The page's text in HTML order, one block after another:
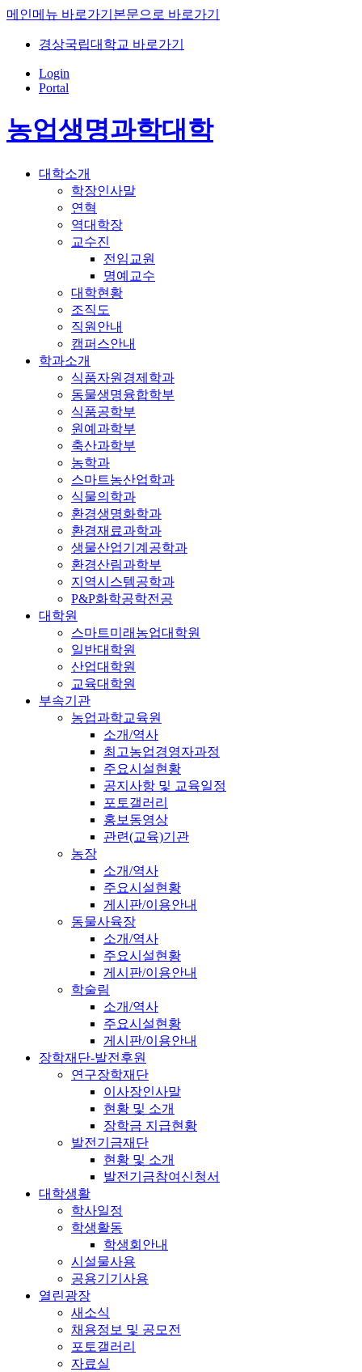
메인메뉴 바로가기 본문으로 바로가기
경상국립대학교 바로가기
Login
Portal
농업생명과학대학
대학소개
학장인사말
연혁
역대학장
교수진
전임교원
명예교수
대학현황
조직도
직원안내
캠퍼스안내
학과소개
식품자원경제학과
동물생명융합학부
식품공학부
원예과학부
축산과학부
농학과
스마트농산업학과
식물의학과
환경생명화학과
환경재료과학과
생물산업기계공학과
환경산림과학부
지역시스템공학과
P&P화학공학전공
대학원
스마트미래농업대학원
일반대학원
산업대학원
교육대학원
부속기관
농업과학교육원
소개/역사
최고농업경영자과정
주요시설현황
공지사항 및 교육일정
포토갤러리
홍보동영상
관련(교육)기관
농장
소개/역사
주요시설현황
게시판/이용안내
동물사육장
소개/역사
주요시설현황
게시판/이용안내
학술림
소개/역사
주요시설현황
게시판/이용안내
장학재단-발전후원
연구장학재단
이사장인사말
현황 및 소개
장학금 지급현황
발전기금재단
현황 및 소개
발전기금참여신청서
대학생활
학사일정
학생활동
학생회안내
시설물사용
공용기기사용
열린광장
새소식
채용정보 및 공모전
포토갤러리
자료실